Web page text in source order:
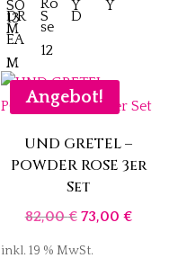
Angebot!
UND GRETEL –
POWDER ROSE 3er
Set
82,00€ Ursprünglicher
73,00 €Aktueller
inkl. 19 % MwSt.